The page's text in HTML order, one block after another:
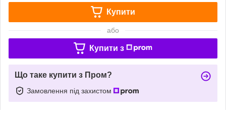
Купити
або
Купити з
Що таке купити з Пром?
Замовлення під захистом